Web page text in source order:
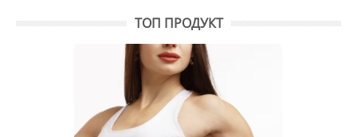
ТОП ПРОДУКТ